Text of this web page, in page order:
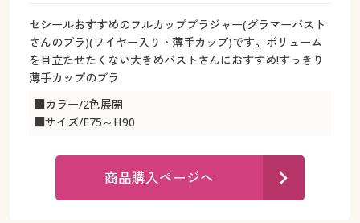
カタログ無料プレゼント
会員メニュー
マイページ
会員メニュー
マイページ
閲覧履歴
お気に入り
サポート
セシールおすすめのフルカップブラジャー(グラマーバスト
さんのブラ)(ワイヤー入り・薄手カップ)です。ボリューム
を目立たせたくない大きめバストさんにおすすめ!すっきり
薄手カップのブラ
■カラー/2色展開
■サイズ/E75～H90
商品購入ページへ